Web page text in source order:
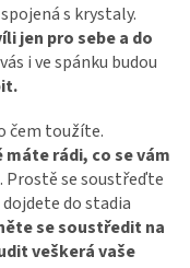
s krystaly.
jen pro sebe a do
i ve spánku budou
čem toužíte.
rádi, co se vám
. Prostě se soustřeďte
do stadia
se soustředit na
veškerá vaše